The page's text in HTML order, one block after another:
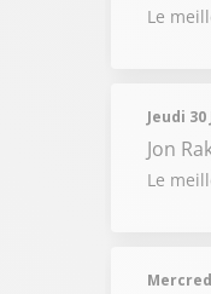
Le
Jeudi
Jon
Le